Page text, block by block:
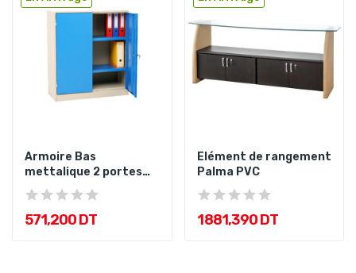
Armoire Bas
mettalique 2 portes
H/110 L/95 P/46
571,200 DT
Elément de rangement
Palma PVC
1 881,390 DT